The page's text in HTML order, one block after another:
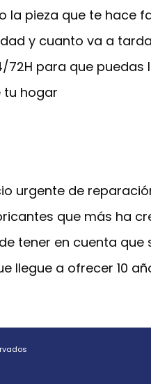
la pieza que te hace
y cuanto va a
24/72H para que
tu hogar
urgente de
que más ha
tener en cuenta que
llegue a ofrecer 10